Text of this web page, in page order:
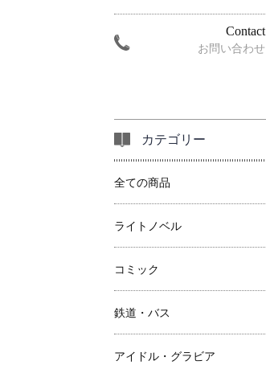
Contact
お問い合わせ
カテゴリー
全ての商品
ライトノベル
コミック
鉄道・バス
アイドル・グラビア